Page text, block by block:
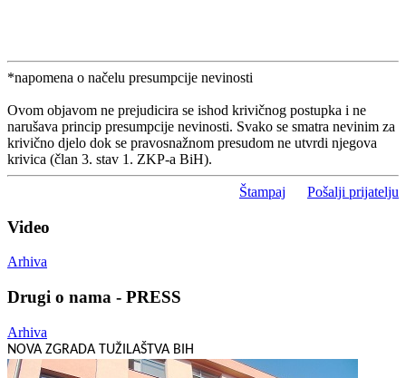
*napomena o načelu presumpcije nevinosti
Ovom objavom ne prejudicira se ishod krivičnog postupka i ne
narušava princip presumpcije nevinosti. Svako se smatra nevinim za
krivično djelo dok se pravosnažnom presudom ne utvrdi njegova
krivica (član 3. stav 1. ZKP-a BiH).
Štampaj Pošalji prijatelju
Video
Arhiva
Drugi o nama - PRESS
Arhiva
NOVA ZGRADA TUŽILAŠTVA BIH